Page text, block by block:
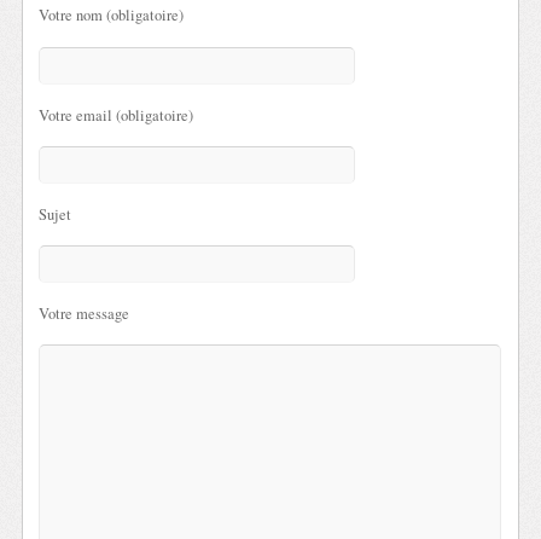
Votre nom (obligatoire)
Votre email (obligatoire)
Sujet
Votre message